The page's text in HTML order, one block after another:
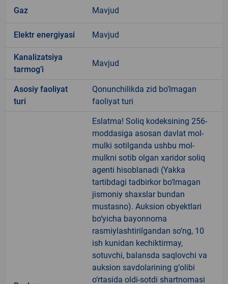
Gaz Mavjud
Elektr energiyasi Mavjud
Kanalizatsiya
tarmogʼi
Mavjud
Аsosiy faoliyat
turi
Qonunchilikda zid bo'lmagan
faoliyat turi
Eslatma! Soliq kodeksining 256-
moddasiga asosan davlat mol-
mulki sotilganda ushbu mol-
mulkni sotib olgan xaridor soliq
agenti hisoblanadi (Yakka
tartibdagi tadbirkor bo‘lmagan
jismoniy shaxslar bundan
mustasno). Auksion obyektlari
bo‘yicha bayonnoma
rasmiylashtirilgandan so‘ng, 10
ish kunidan kechiktirmay,
sotuvchi, balansda saqlovchi va
auksion savdolarining g‘olibi
o‘rtasida oldi-sotdi shartnomasi